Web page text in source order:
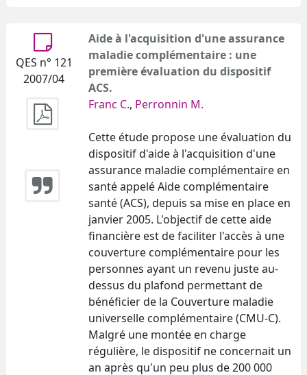
QES n° 121
2007/04
Aide à l'acquisition d'une assurance
maladie complémentaire : une
première évaluation du dispositif
ACS.
Franc C., Perronnin M.
Cette étude propose une évaluation du
dispositif d'aide à l'acquisition d'une
assurance maladie complémentaire en
santé appelé Aide complémentaire
santé (ACS), depuis sa mise en place en
janvier 2005. L'objectif de cette aide
financière est de faciliter l'accès à une
couverture complémentaire pour les
personnes ayant un revenu juste au-
dessus du plafond permettant de
bénéficier de la Couverture maladie
universelle complémentaire (CMU-C).
Malgré une montée en charge
régulière, le dispositif ne concernait un
an après qu'un peu plus de 200 000